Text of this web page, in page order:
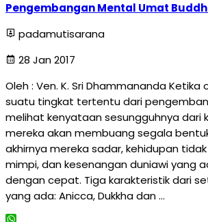
Pengembangan Mental Umat
padamutisarana
28 Jan 2017
Oleh : Ven. K. Sri Dhammananda
suatu tingkat tertentu dari
melihat kenyataan sesungguhnya dari
mereka akan membuang segala
akhirnya mereka sadar, kehidupan
mimpi, dan kesenangan duniawi yang
dengan cepat. Tiga karakteristik dari
yang ada: Anicca, Dukkha dan …